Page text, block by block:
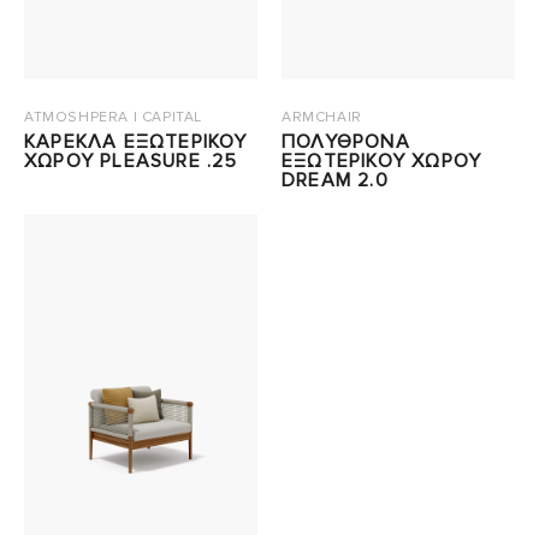
ATMOSHPERA | CAPITAL
ΚΑΡΕΚΛΑ ΕΞΩΤΕΡΙΚΟΥ
ΧΩΡΟΥ PLEASURE .25
ARMCHAIR
ΠΟΛΥΘΡΟΝΑ
ΕΞΩΤΕΡΙΚΟΥ ΧΩΡΟΥ
DREAM 2.0